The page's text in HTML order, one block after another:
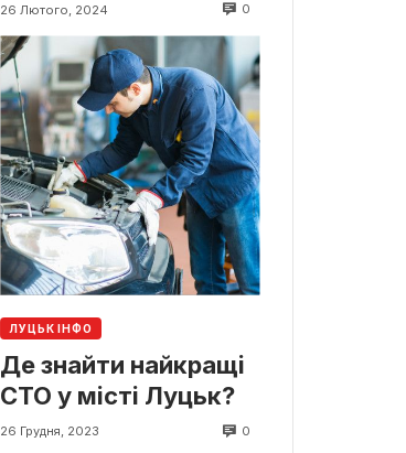
26 Лютого, 2024 0
ЛУЦЬК ІНФО
Де знайти найкращі
СТО у місті Луцьк?
26 Грудня, 2023 0